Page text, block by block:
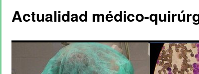
Actualidad médico-